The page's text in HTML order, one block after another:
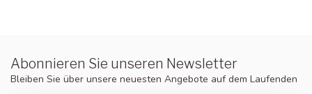
Abonnieren Sie unseren Newsletter
Bleiben Sie über unsere neuesten Angebote auf dem Laufenden